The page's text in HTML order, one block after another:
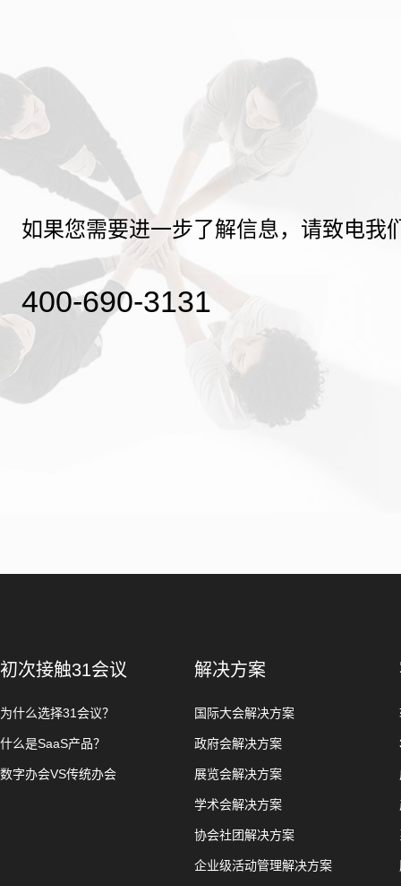
如果您需要进一步了解信息，请致电我
400-690-3131
初次接触31会议
为什么选择31会议？
什么是SaaS产品？
数字办会VS传统办会
解决方案
国际大会解决方案
政府会解决方案
展览会解决方案
学术会解决方案
协会社团解决方案
企业级活动管理解决方案